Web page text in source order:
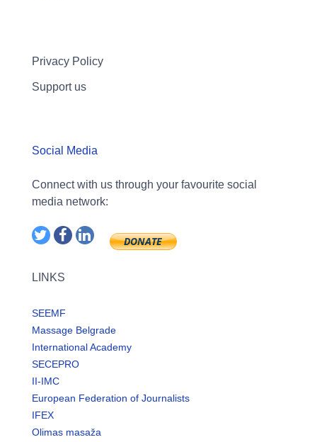
Privacy Policy
Support us
Social Media
Connect with us through your favourite social
media network:
LINKS
SEEMF
Massage Belgrade
International Academy
SECEPRO
II-IMC
European Federation of Journalists
IFEX
Olimas masaža